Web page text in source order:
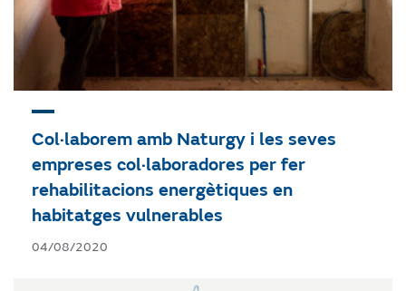
Col·laborem amb Naturgy i les seves
empreses col·laboradores per fer
rehabilitacions energètiques en
habitatges vulnerables
04/08/2020